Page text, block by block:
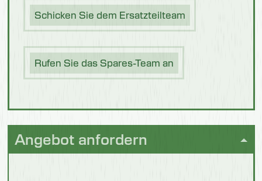
Getränke
Brauerei
Schokolade
Schicken Sie dem Ersatzteilteam
Rufen Sie das Spares-Team an
Angebot anfordern